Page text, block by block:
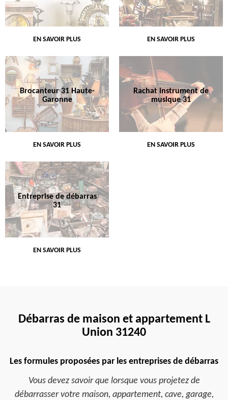
EN SAVOIR PLUS EN SAVOIR PLUS
Brocanteur 31 Haute-
Garonne
EN SAVOIR PLUS
Rachat instrument de
musique 31
EN SAVOIR PLUS
Entreprise de débarras
31
EN SAVOIR PLUS
Débarras de maison et appartement L
Union 31240
Les formules proposées par les entreprises de débarras
Vous devez savoir que lorsque vous projetez de
débarrasser votre maison, appartement, cave, garage,